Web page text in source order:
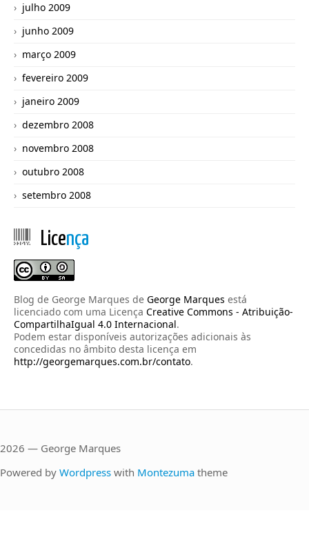
julho 2009
junho 2009
março 2009
fevereiro 2009
janeiro 2009
dezembro 2008
novembro 2008
outubro 2008
setembro 2008
Licença
Blog de George Marques de George Marques está
licenciado com uma Licença Creative Commons - Atribuição-
CompartilhaIgual 4.0 Internacional.
Podem estar disponíveis autorizações adicionais às
concedidas no âmbito desta licença em
http://georgemarques.com.br/contato.
2026 — George Marques
Powered by Wordpress with Montezuma theme